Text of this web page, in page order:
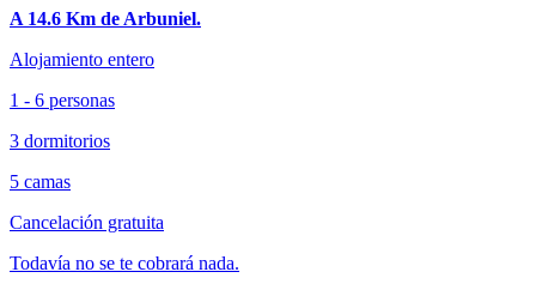
A 14.6 Km de Arbuniel.
Alojamiento entero
1 - 6 personas
3 dormitorios
5 camas
Cancelación gratuita
Todavía no se te cobrará nada.